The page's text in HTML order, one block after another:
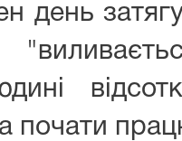
день
почати